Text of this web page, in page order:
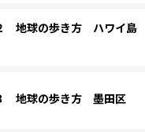
地球の歩き方 ハワイ島
地球の歩き方 墨田区